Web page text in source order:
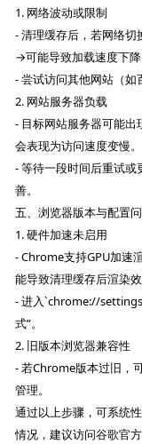
1. 网络波动或限制
- 清理缓存后，若网络
→可能导致加载速度下降
- 尝试访问其他网站（如
2. 网站服务器负载
- 目标网站服务器可能
会表现为访问速度变慢。
- 等待一段时间后重试或
善。
五、浏览器版本与配置
1. 硬件加速未启用
- Chrome支持GPU加速
能导致清理缓存后渲染效
- 进入`chrome://
式”。
2. 旧版本浏览器兼容性
- 若Chrome版本过旧，
管理。
通过以上步骤，可系统
情况，建议访问谷歌官